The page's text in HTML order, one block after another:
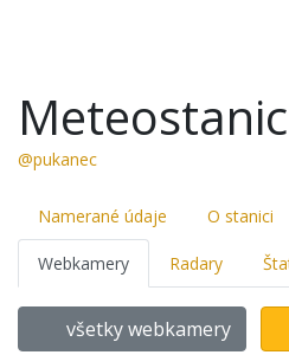
@pukanec
Namerané údaje O stanici
Webkamery Radary
všetky webkamery